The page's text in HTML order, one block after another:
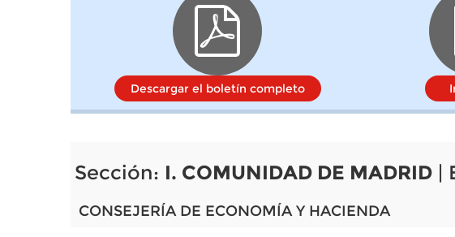
Descargar el boletín completo
Sección: I. COMUNIDAD DE MADRID |
CONSEJERÍA DE ECONOMÍA Y HACIENDA